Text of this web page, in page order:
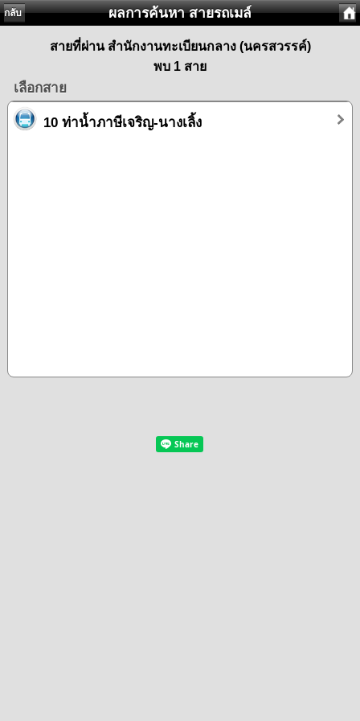
กลับ ผลการค้นหา สายรถเมล์
สายที่ผ่าน สำนักงานทะเบียนกลาง (นครสวรรค์)
พบ 1 สาย
เลือกสาย
10 ท่าน้ำภาษีเจริญ-นางเลิ้ง